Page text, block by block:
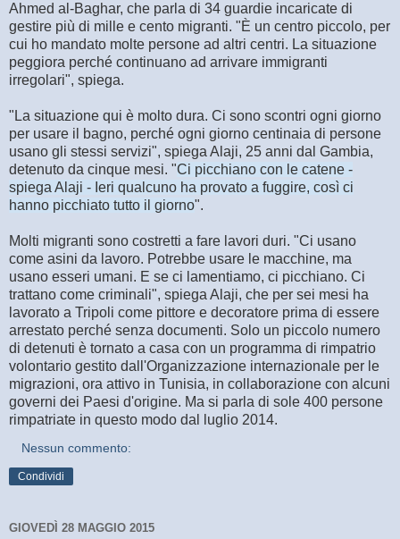
Ahmed al-Baghar, che parla di 34 guardie incaricate di
gestire più di mille e cento migranti. "È un centro piccolo, per
cui ho mandato molte persone ad altri centri. La situazione
peggiora perché continuano ad arrivare immigranti
irregolari", spiega.
"La situazione qui è molto dura. Ci sono scontri ogni giorno
per usare il bagno, perché ogni giorno centinaia di persone
usano gli stessi servizi", spiega Alaji, 25 anni dal Gambia,
detenuto da cinque mesi. "Ci picchiano con le catene -
spiega Alaji - Ieri qualcuno ha provato a fuggire, così ci
hanno picchiato tutto il giorno".
Molti migranti sono costretti a fare lavori duri. "Ci usano
come asini da lavoro. Potrebbe usare le macchine, ma
usano esseri umani. E se ci lamentiamo, ci picchiano. Ci
trattano come criminali", spiega Alaji, che per sei mesi ha
lavorato a Tripoli come pittore e decoratore prima di essere
arrestato perché senza documenti. Solo un piccolo numero
di detenuti è tornato a casa con un programma di rimpatrio
volontario gestito dall'Organizzazione internazionale per le
migrazioni, ora attivo in Tunisia, in collaborazione con alcuni
governi dei Paesi d'origine. Ma si parla di sole 400 persone
rimpatriate in questo modo dal luglio 2014.
Nessun commento:
Condividi
GIOVEDÌ 28 MAGGIO 2015